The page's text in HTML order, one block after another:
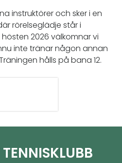
instruktörer och sker i en
rörelseglädje står i
2026 välkomnar vi
inte tränar någon annan
hålls på bana 12.